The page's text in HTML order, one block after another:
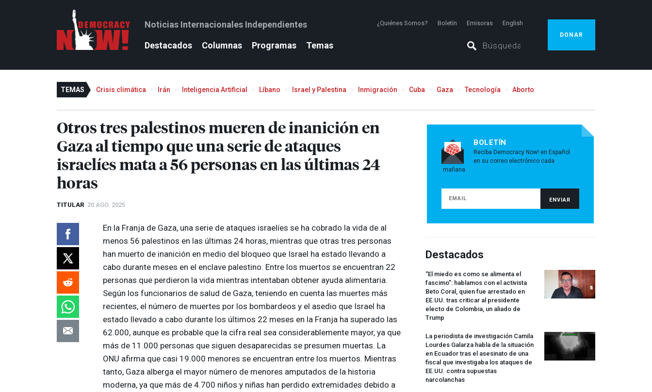
Noticias Internacionales Independientes ¿Quiénes Somos? Boletín Emisoras English
Destacados Columnas Programas Temas
DONAR
TEMAS Crisis climática Irán Inteligencia Artificial Líbano Israel y Palestina Inmigración Cuba Gaza Tecnología Aborto
Otros tres palestinos mueren de inanición en
Gaza al tiempo que una serie de ataques
israelíes mata a 56 personas en las últimas 24
horas
TITULAR 20 AGO. 2025
En la Franja de Gaza, una serie de ataques israelíes se ha cobrado la vida de al
menos 56 palestinos en las últimas 24 horas, mientras que otras tres personas
han muerto de inanición en medio del bloqueo que Israel ha estado llevando a
cabo durante meses en el enclave palestino. Entre los muertos se encuentran 22
personas que perdieron la vida mientras intentaban obtener ayuda alimentaria.
Según los funcionarios de salud de Gaza, teniendo en cuenta las muertes más
recientes, el número de muertes por los bombardeos y el asedio que Israel ha
estado llevado a cabo durante los últimos 22 meses en la Franja ha superado las
62.000, aunque es probable que la cifra real sea considerablemente mayor, ya que
más de 11.000 personas que siguen desaparecidas se presumen muertas. La
ONU afirma que casi 19.000 menores se encuentran entre los muertos. Mientras
tanto, Gaza alberga el mayor número de menores amputados de la historia
moderna, ya que más de 4.700 niños y niñas han perdido extremidades debido a
BOLETÍN
Reciba Democracy Now! en Español
en su correo electrónico cada
mañana.
Destacados
“El miedo es como se alimenta el
fascimo”: hablamos con el activista
Beto Coral, quien fue arrestado en
EE.UU. tras criticar al presidente
electo de Colombia, un aliado de
Trump
La periodista de investigación Camila
Lourdes Galarza habla de la situación
en Ecuador tras el asesinato de una
fiscal que investigaba los ataques de
EE.UU. contra supuestas
narcolanchas